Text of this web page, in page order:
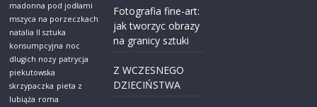
madonna pod jodłami
mszyca na porzeczkach
natalia ll sztuka
konsumpcyjna noc
dlugich nozy patrycja
piekutowska
skrzypaczka pieta z
lubiąża roma
Fotografia fine-art:
jak tworzyc obrazy
na granicy sztuki
Z WCZESNEGO
DZIECIŃSTWA